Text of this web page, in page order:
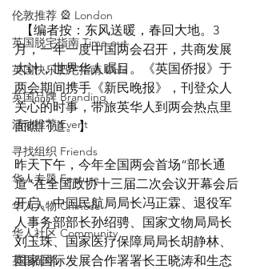
伦敦推荐 🎡 London
英国脱宅指南 Time out
英国快乐肥宅指南 Cola
英国品牌 Branding
活动推荐 Event
寻找组织 Friends
华人专题 Feature
华人人物 Chinese
华人社区 Community
英国留学
月，一年一度中国两会召开，共商发展
大计，世界华人瞩目。《英国侨报》于
两会期间携手《新民晚报》，刊登众人
关心的时事，带旅英华人到两会热点里
面瞧门道。】
昨天下午，今年全国两会首场“部长通
道”在全国政协十三届二次会议开幕会后
开启。中国民航局局长冯正霖、退役军
人事务部部长孙绍骋、国家文物局局长
刘玉珠、国家医疗保障局局长胡静林、
国家国际发展合作署署长王晓涛和生态